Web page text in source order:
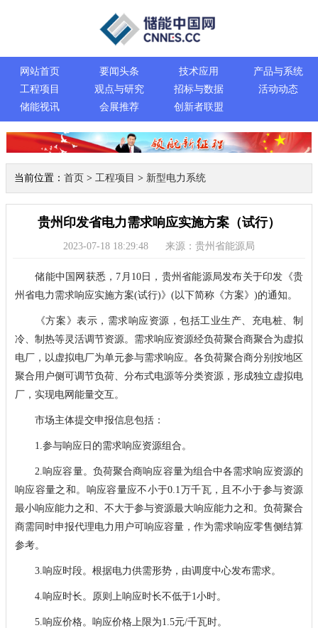
网站首页 要闻头条 技术应用
产品与系统
工程项目
观点与研究 招标与数据
活动动态
储能视讯
会展推荐 创新者联盟
当前位置： 首页> 工程项目 > 新型电力系统
贵州印发省电力需求响应实施方案（试行）
2023-07-18 18:29:48 来源：贵州省能源局
储能中国网获悉，7月10日，贵州省能源局发布关于印发《贵
州省电力需求响应实施方案(试行)》(以下简称《方案》)的通知。
《方案》表示，需求响应资源，包括工业生产、充电桩、制
冷、制热等灵活调节资源。需求响应资源经负荷聚合商聚合为虚拟
电厂，以虚拟电厂为单元参与需求响应。各负荷聚合商分别按地区
聚合用户侧可调节负荷、分布式电源等分类资源，形成独立虚拟电
厂，实现电网能量交互。
市场主体提交申报信息包括：
1.参与响应日的需求响应资源组合。
2.响应容量。负荷聚合商响应容量为组合中各需求响应资源的
响应容量之和。响应容量应不小于0.1万千瓦，且不小于参与资源
最小响应能力之和、不大于参与资源最大响应能力之和。负荷聚合
商需同时申报代理电力用户可响应容量，作为需求响应零售侧结算
参考。
3.响应时段。根据电力供需形势，由调度中心发布需求。
4.响应时长。原则上响应时长不低于1小时。
5.响应价格。响应价格上限为1.5元/千瓦时。